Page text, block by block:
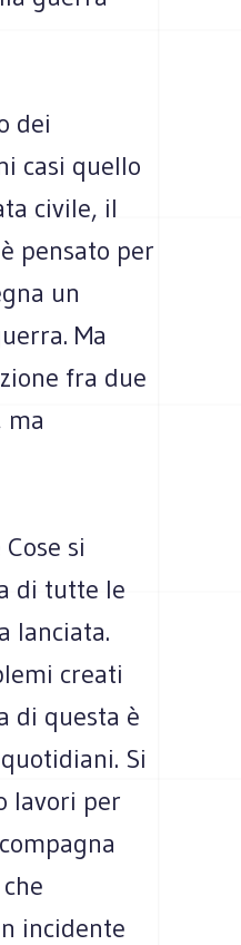
dei
casi quello
civile, il
pensato per
un
Ma
fra due
ma
si
di tutte le
lanciata.
creati
di questa è
Si
lavori per
incidente